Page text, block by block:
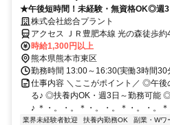
★午後短時間！未経験・無資格OK◎週3
の支援・運動・生活支援など
株式会社総合プラント
アクセス ＪＲ豊肥本線 光の森徒歩
約42分、ＪＲ豊肥本線 三里木徒歩約
時給1,300円以上
熊本県熊本市東区
勤務時間 13:00～16:30(実働3時間30
仕事内容 ＼ここがポイント／ ◎午後
る♪ ◎扶養内OK・週3日～勤務可能
♪ ＊・。・。＊・。・。＊・。・。
業界未経験者歓迎 扶養内勤務OK 副業・Wワ